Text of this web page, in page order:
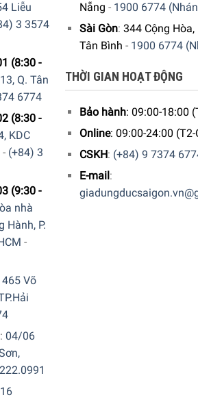
hạt cà phê, đặc biệt có tới 30 cấp độ
đoạn 1 và 2 cho espresso 1 shot
Liễu
3 3574
(8:30 -
Q. Tân
6774
(8:30 -
KDC
- (+84) 3
(9:30 -
nhà
Hành, P.
-
465 Võ
: 04/06
Nẵng - 1900 6774
Sài Gòn: 344 Cộng Hòa,
Tân Bình - 1900 6774
THỜI GIAN HOẠT ĐỘNG
Bảo hành: 09:00-18:00
Online: 09:00-24:00 (T2-
CSKH: (+84) 9 7374
E-mail: